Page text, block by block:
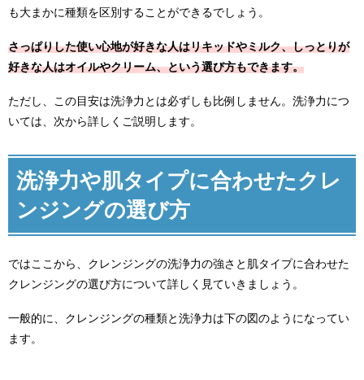
も大まかに種類を区別することができるでしょう。
さっぱりした使い心地が好きな人はリキッドやミルク、しっとりが
好きな人はオイルやクリーム、という選び方もできます。
ただし、この目安は洗浄力とは必ずしも比例しません。洗浄力につ
いては、次から詳しくご説明します。
洗浄力や肌タイプに合わせたクレ
ンジングの選び方
ではここから、クレンジングの洗浄力の強さと肌タイプに合わせた
クレンジングの選び方について詳しく見ていきましょう。
一般的に、クレンジングの種類と洗浄力は下の図のようになってい
ます。